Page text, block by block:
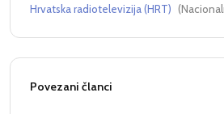
Hrvatska radiotelevizija (HRT) (
Povezani članci